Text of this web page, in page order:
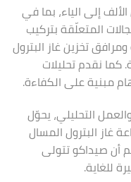
إلى الياء، بما في
المتعلّقة بتركيب
تخزين غاز البترول
كما نقدم تحليلات
مبنية على الكفاءة.
والعمل التحليلي، يحوّل
غاز البترول المسال
أن صيداكو تتولى
للغاية.